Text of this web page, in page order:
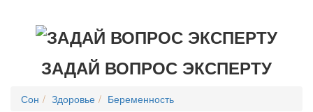
ЗАДАЙ ВОПРОС ЭКСПЕРТУ
Сон Здоровье Беременность